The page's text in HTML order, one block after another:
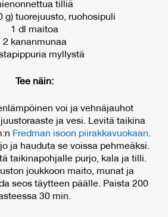
tilliä
g) tuorejuusto, ruohosipuli
1 dl maitoa
2 kananmunaa
myllystä
Tee näin:
voi ja vehnäjauhot
ja vesi. Levitä taikina
Fredman isoon piirakkavuokaan.
ja hauduta se voissa pehmeäksi.
taikinapohjalle purjo, kala ja tilli.
joukkoon maito, munat ja
seos täytteen päälle. Paista 200
30 min.